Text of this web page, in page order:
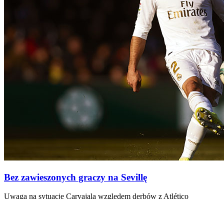
Bez zawieszonych graczy na Sevillę
Uwaga na sytuację Carvajala względem derbów z Atlético